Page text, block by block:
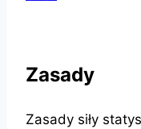
Zasady
Zasady siły